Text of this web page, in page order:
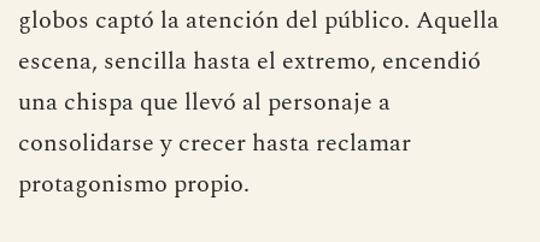
globos captó la atención del público. Aquella
escena, sencilla hasta el extremo, encendió
una chispa que llevó al personaje a
consolidarse y crecer hasta reclamar
protagonismo propio.